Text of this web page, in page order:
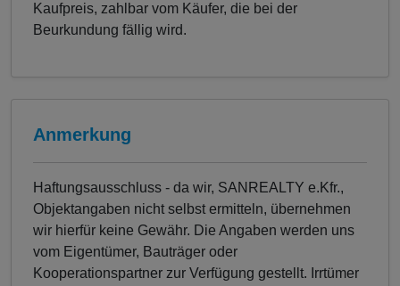
Kaufpreis, zahlbar vom Käufer, die bei der
Beurkundung fällig wird.
Anmerkung
Haftungsausschluss - da wir, SANREALTY e.Kfr.,
Objektangaben nicht selbst ermitteln, übernehmen
wir hierfür keine Gewähr. Die Angaben werden uns
vom Eigentümer, Bauträger oder
Kooperationspartner zur Verfügung gestellt. Irrtümer